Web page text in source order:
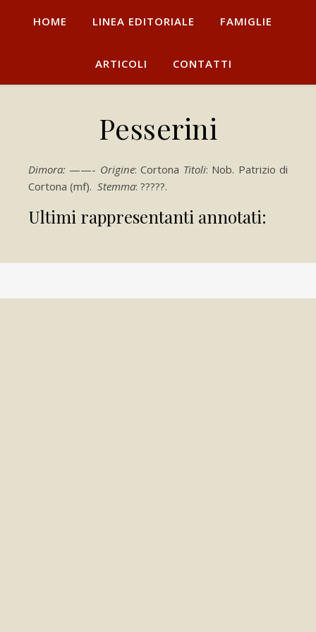
HOME LINEA EDITORIALE FAMIGLIE
ARTICOLI CONTATTI
Pesserini
Dimora: ——- Origine: Cortona Titoli: Nob. Patrizio di
Cortona (mf). Stemma: ?????.
Ultimi rappresentanti annotati: